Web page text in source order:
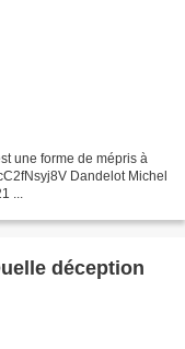
une forme de mépris à
Dandelot Michel
...
déception